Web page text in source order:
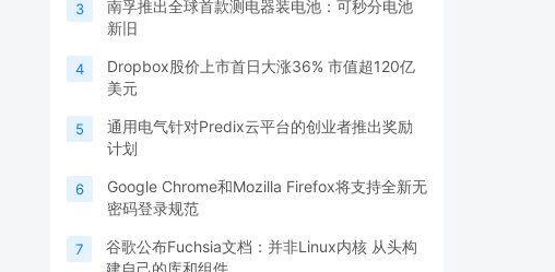
3
南孚推出全球首款测电器装电池：可秒分电池
新旧
4
Dropbox股价上市首日大涨36% 市值超120亿
美元
5
通用电气针对Predix云平台的创业者推出奖励
计划
6
Google Chrome和Mozilla Firefox将支持全新无
密码登录规范
7
谷歌公布Fuchsia文档：并非Linux内核 从头构